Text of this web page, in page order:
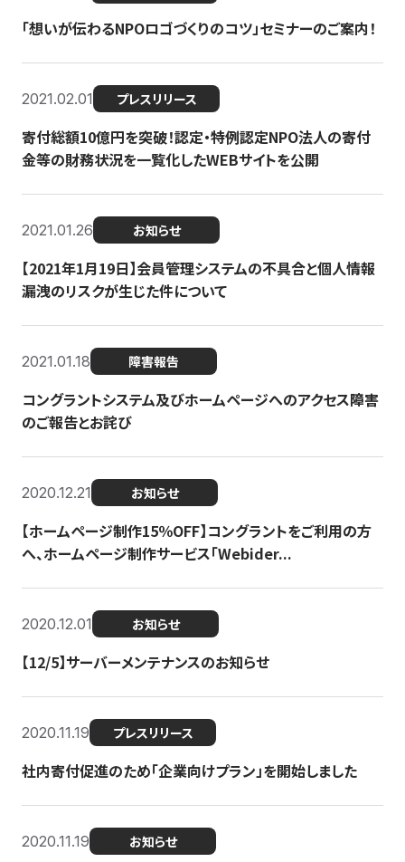
「想いが伝わるNPOロゴづくりのコツ」セミナーのご案内！
2021.02.01 プレスリリース
寄付総額10億円を突破！認定・特例認定NPO法人の寄付
金等の財務状況を一覧化したWEBサイトを公開
2021.01.26 お知らせ
【2021年1月19日】会員管理システムの不具合と個人情報
漏洩のリスクが生じた件について
2021.01.18 障害報告
コングラントシステム及びホームページへのアクセス障害
のご報告とお詫び
2020.12.21 お知らせ
【ホームページ制作15％OFF】コングラントをご利用の方
へ、ホームページ制作サービス「Webider...
2020.12.01 お知らせ
【12/5】サーバーメンテナンスのお知らせ
2020.11.19 プレスリリース
社内寄付促進のため「企業向けプラン」を開始しました
2020.11.19 お知らせ